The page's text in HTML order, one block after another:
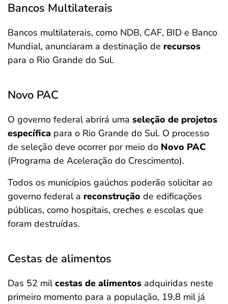
Bancos Multilaterais
Bancos multilaterais, como NDB, CAF, BID e Banco
Mundial, anunciaram a destinação de recursos
para o Rio Grande do Sul.
Novo PAC
O governo federal abrirá uma seleção de projetos
específica para o Rio Grande do Sul. O processo
de seleção deve ocorrer por meio do Novo PAC
(Programa de Aceleração do Crescimento).
Todos os municípios gaúchos poderão solicitar ao
governo federal a reconstrução de edificações
públicas, como hospitais, creches e escolas que
foram destruídas.
Cestas de alimentos
Das 52 milcestas de alimentos adquiridas neste
primeiro momento para a população, 19,8 mil já